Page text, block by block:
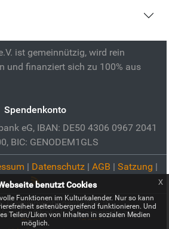
ist gemeinnützig, wird rein
und finanziert sich zu 100% aus
Spendenkonto
eG, IBAN: DE50 4306 0967 2041
BIC: GENODEM1GLS
| Datenschutz| AGB | Satzung |
Gemeinwohl gestalten in
der ÖkoFairen Gemeinde zur
Pixabay.com (CC0)
benutzt Cookies
Funktionen im Kulturkalender. Nur so kann
seitenübergreifend funktionieren. Und
Teilen/Liken von Inhalten in sozialen Medien
möglich.
x